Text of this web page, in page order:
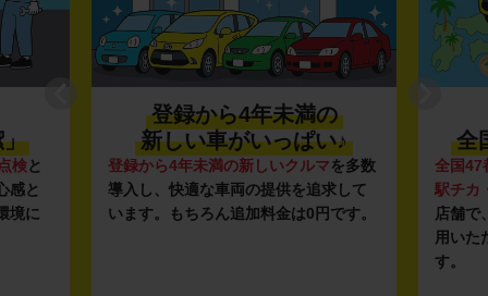
」
検と
感と
境に
登録から4年未満の
新しい車がいっぱい♪
登録から4年未満の新しいクルマを多数
導入し、快適な車両の提供を追求して
います。もちろん追加料金は0円です。
全
全国47
駅チカ
店舗で
用いた
す。